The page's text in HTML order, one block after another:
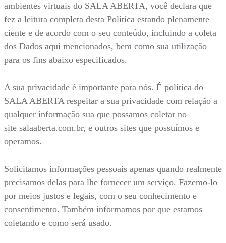
ambientes virtuais do SALA ABERTA, você declara que
fez a leitura completa desta Política estando plenamente
ciente e de acordo com o seu conteúdo, incluindo a coleta
dos Dados aqui mencionados, bem como sua utilização
para os fins abaixo especificados.
A sua privacidade é importante para nós. É política do
SALA ABERTA respeitar a sua privacidade com relação a
qualquer informação sua que possamos coletar no
site salaaberta.com.br, e outros sites que possuímos e
operamos.
Solicitamos informações pessoais apenas quando realmente
precisamos delas para lhe fornecer um serviço. Fazemo-lo
por meios justos e legais, com o seu conhecimento e
consentimento. Também informamos por que estamos
coletando e como será usado.